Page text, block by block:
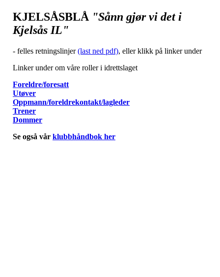
KJELSÅSBLÅ "Sånn gjør vi det i
Kjelsås IL"
- felles retningslinjer(last ned pdf), eller klikk på linker under
Linker under om våre roller i idrettslaget
Foreldre/foresatt
Utøver
Oppmann/foreldrekontakt/lagleder
Trener
Dommer
Se også vår klubbhåndbok her